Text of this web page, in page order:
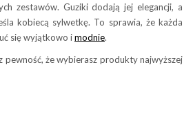
zestawów. Guziki dodają jej elegancji, a
kobiecą sylwetkę. To sprawia, że każda
się wyjątkowo imodnie.
pewność, że wybierasz produkty najwyższej